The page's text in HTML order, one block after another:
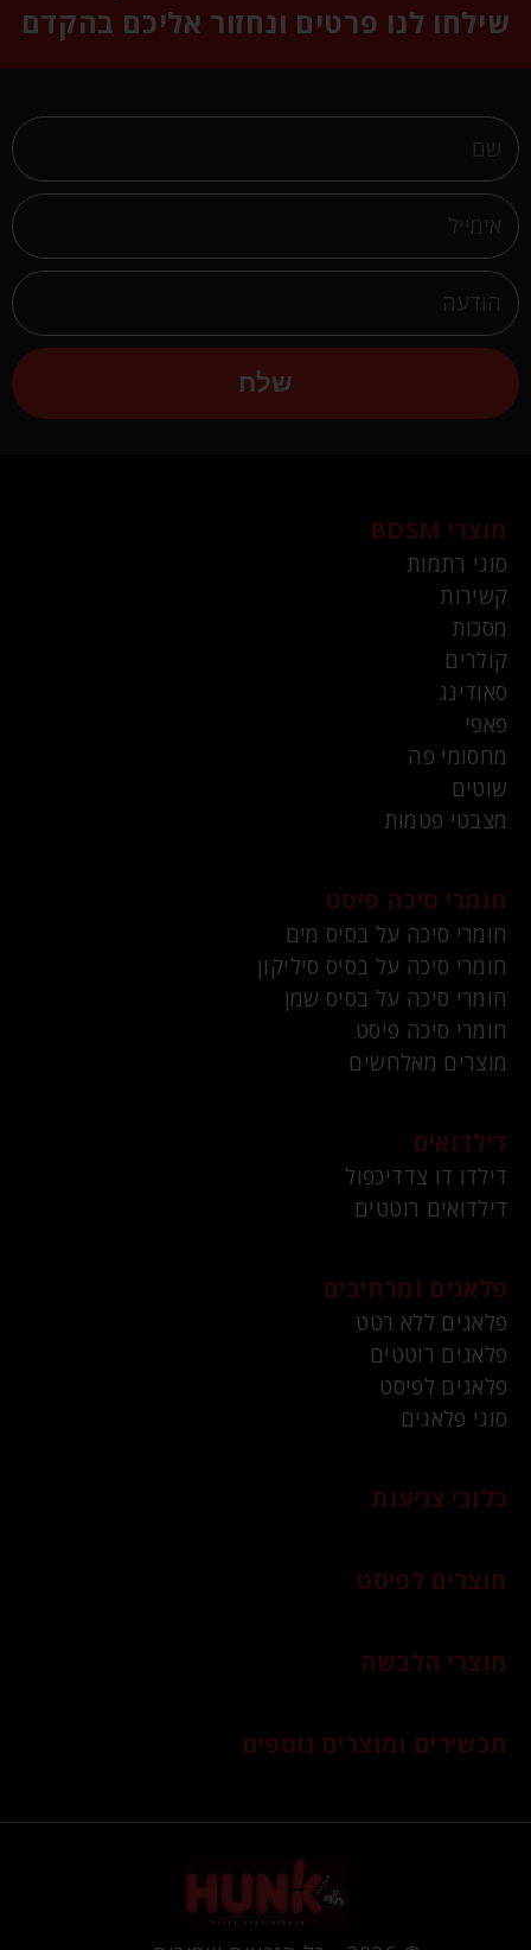
שילחו לנו פרטים ונחזור אליכם בהקדם
שלח
מוצרי BDSM
סוגי רתמות
קשירות
מסכות
קולרים
סאודינג
פאפי
מחסומי פה
שוטים
מצבטי פטמות
חומרי סיכה פיסט
חומרי סיכה על בסיס מים
חומרי סיכה על בסיס סיליקון
חומרי סיכה על בסיס שמן
חומרי סיכה פיסט
מוצרים מאלחשים
דילדואים
דילדו דו צדדיכפול
דילדואים רוטטים
פלאגים ומרחיבים
פלאגים ללא רטט
פלאגים רוטטים
פלאגים לפיסט
סוגי פלאגים
כלובי צניעות
מוצרים לפיסט
מוצרי הלבשה
תכשירים ומוצרים נוספים